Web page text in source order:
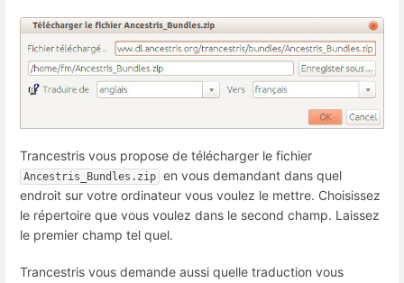
Trancestris vous propose de télécharger le fichier
Ancestris_Bundles.zip en vous demandant dans quel
endroit sur votre ordinateur vous voulez le mettre. Choisissez
le répertoire que vous voulez dans le second champ. Laissez
le premier champ tel quel.
Trancestris vous demande aussi quelle traduction vous